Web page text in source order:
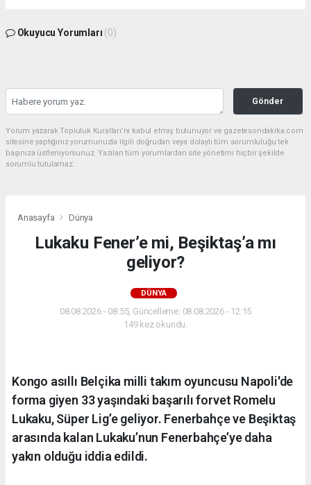
Okuyucu Yorumları (0)
Gönder
Yorum yazarak Topluluk Kuralları’nı kabul etmiş bulunuyor ve gazetesondakika.com
sitesine yaptığınız yorumunuzla ilgili doğrudan veya dolaylı tüm sorumluluğu tek
başınıza üstleniyorsunuz. Yazılan tüm yorumlardan site yönetimi hiçbir şekilde
sorumlu tutulamaz.
Anasayfa Dünya
Lukaku Fener’e mi, Beşiktaş’a mı
geliyor?
DÜNYA
08.08.2026 - 08:55, Güncelleme: 08.08.2026 - 12:15
149 kez okundu.
Kongo asıllı Belçika milli takım oyuncusu Napoli'de
forma giyen 33 yaşındaki başarılı forvet Romelu
Lukaku, Süper Lig’e geliyor. Fenerbahçe ve Beşiktaş
arasında kalan Lukaku’nun Fenerbahçe’ye daha
yakın olduğu iddia edildi.